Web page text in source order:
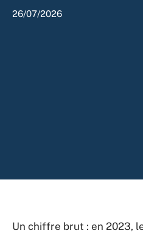
26/07/2026
Un chiffre brut : en 2023,